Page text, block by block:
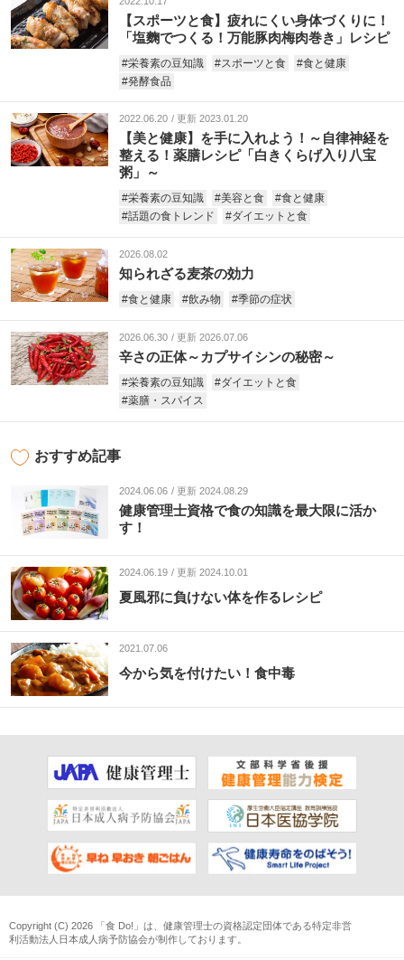
【スポーツと食】疲れにくい身体づくりに！
「塩麴でつくる！万能豚肉梅肉巻き」レシピ
#栄養素の豆知識 #スポーツと食
#食と健康
#発酵食品
【美と健康】を手に入れよう！～自律神経を
整える！薬膳レシピ「白きくらげ入り八宝
粥」～
2022.06.20 更新 2023.01.20
#栄養素の豆知識 #美容と食
#食と健康
#話題の食トレンド
#ダイエットと食
知られざる麦茶の効力
2026.08.02
#食と健康 #飲み物 #季節の症状
辛さの正体～カプサイシンの秘密～
2026.06.30 更新 2026.07.06
#栄養素の豆知識
#ダイエットと食
#薬膳・スパイス
おすすめ記事
健康管理士資格で食の知識を最大限に活か
す！
2024.06.06 更新 2024.08.29
夏風邪に負けない体を作るレシピ
2024.06.19 更新 2024.10.01
今から気を付けたい！食中毒
2021.07.06
Copyright (C) 2026 「食 Do!」は、 健康管理士の資格認定団体である特定非営
利活動法人日本成人病予防協会が制作しております。